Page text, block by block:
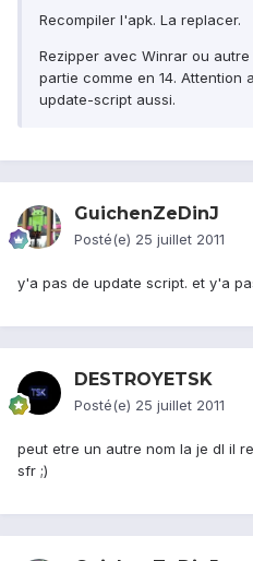
Recompiler l'apk. La replacer.
Rezipper avec Winrar ou
partie comme en 14. Attention
update-script aussi.
GuichenZeDinJ
Posté(e) 25 juillet 2011
y'a pas de update script. et y'a
DESTROYETSK
Posté(e) 25 juillet 2011
peut etre un autre nom la je dl il
sfr ;)